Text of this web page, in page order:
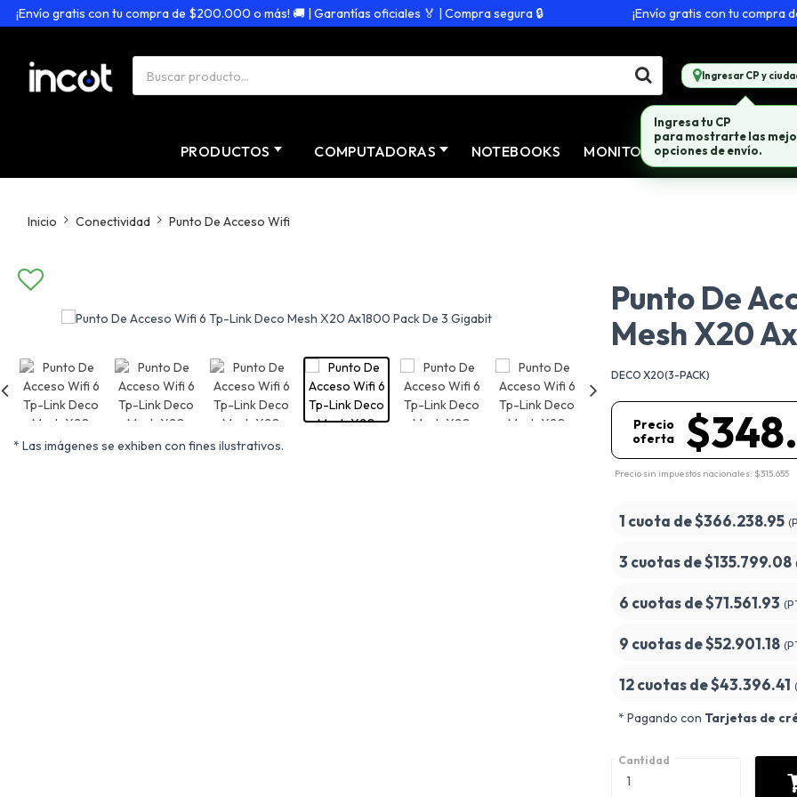
gratis con tu compra de $200.000 o más! 🚚 | Garantías oficiales 🏅 | Compra segura 🔒 ¡Envío gratis con tu compra de
Ingresar CP y
PRODUCTOS COMPUTADORAS NOTEBOOKS MONITORES
Inicio Conectividad Punto De Acceso Wifi
* Las imágenes se exhiben con fines ilustrativos.
Punto De
Mesh X20
DECO X20(3-PACK)
Precio
oferta
Precio sin impuestos nacionales: $315.655
1 cuota de$366.238.95
3 cuotas de$135.799.08
6 cuotas de$71.561.93
9 cuotas de$52.901.18
12 cuotas de$43.396.41
* Pagando con Tarjetas de
Cantidad
Ingresa tu CP
para mostrarte las
opciones de envío.